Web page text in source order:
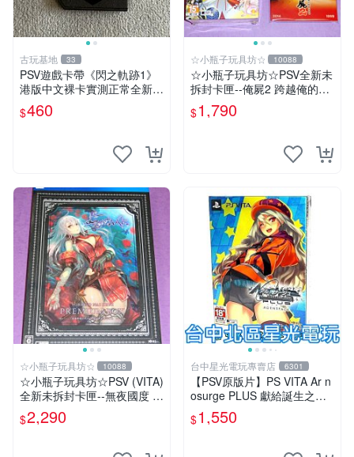
古玩基地 33
PSV遊戲卡帶《閃之軌跡1》
港版中文裸卡實測正常全新嚴
選商品 psv 游戲 卡帶 閃之軌
跡
$460
☆小瓶子玩具坊☆ 10088
☆小瓶子玩具坊☆PSV全新未
拆封卡匣--俺屍2 跨越俺的屍
體前進吧 限定版 (中文版)+特
典--漫畫特輯
$1,790
☆小瓶子玩具坊☆ 10088
☆小瓶子玩具坊☆PSV (VITA)
全新未拆封卡匣--無夜國度 珍
藏盒版 / 限定版 (日版)
$2,290
台中星光電玩專賣店 6301
【PSV原版片】PS VITA Ar n
osurge PLUS 獻給誕生之星
的祈禱詩 日文限定版 全新品
【台中星光】
$1,550